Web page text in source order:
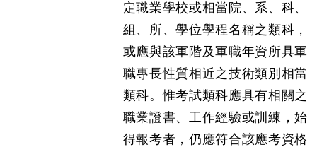
定職業學校或相當院、系、科、
組、所、學位學程名稱之類科，
或應與該軍階及軍職年資所具軍
職專長性質相近之技術類別相當
類科。惟考試類科應具有相關之
職業證書、工作經驗或訓練，始
得報考者，仍應符合該應考資格